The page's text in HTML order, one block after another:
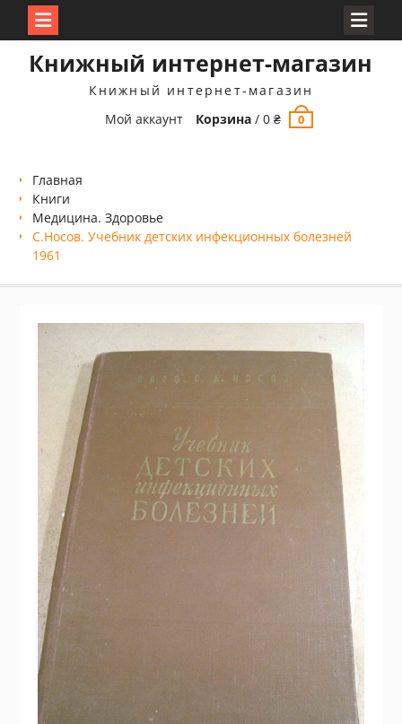
Книжный интернет-магазин
Книжный интернет-магазин
Мой аккаунт
Корзина /0₴ 0
Главная
Книги
Медицина. Здоровье
С.Носов. Учебник детских инфекционных болезней
1961